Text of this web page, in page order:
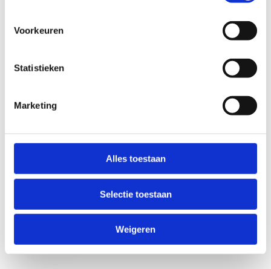
Voorkeuren
Statistieken
Marketing
Alles toestaan
Selectie toestaan
Weigeren
Anti-Robot Verification
Click to start verification
Verzend